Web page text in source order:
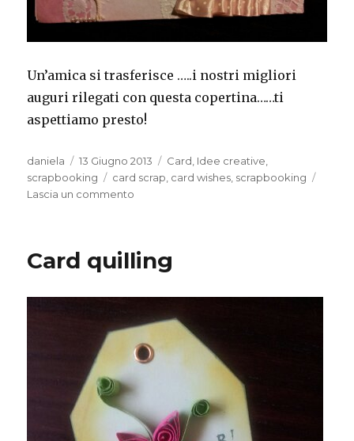
Un’amica si trasferisce …..i nostri migliori
auguri rilegati con questa copertina……ti
aspettiamo presto!
Autore
daniela
Pubblicato
il
13 Giugno 2013 Categorie
Card, Idee creative,
scrapbooking
Tag
card scrap, card wishes, scrapbooking
Lascia un commento
Card quilling